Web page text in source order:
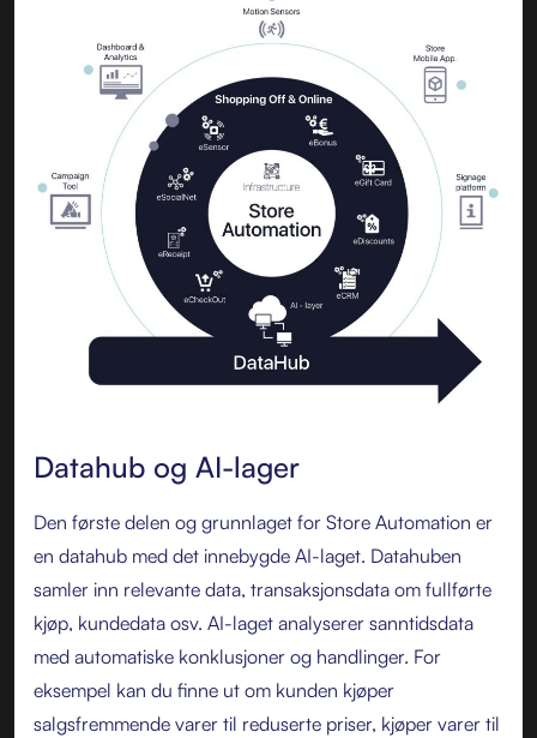
Datahub og AI-lager
Den første delen og grunnlaget for Store Automation er
en datahub med det innebygde AI-laget. Datahuben
samler inn relevante data, transaksjonsdata om fullførte
kjøp, kundedata osv. AI-laget analyserer sanntidsdata
med automatiske konklusjoner og handlinger. For
eksempel kan du finne ut om kunden kjøper
salgsfremmende varer til reduserte priser, kjøper varer til